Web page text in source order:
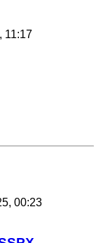
11:17
00:23